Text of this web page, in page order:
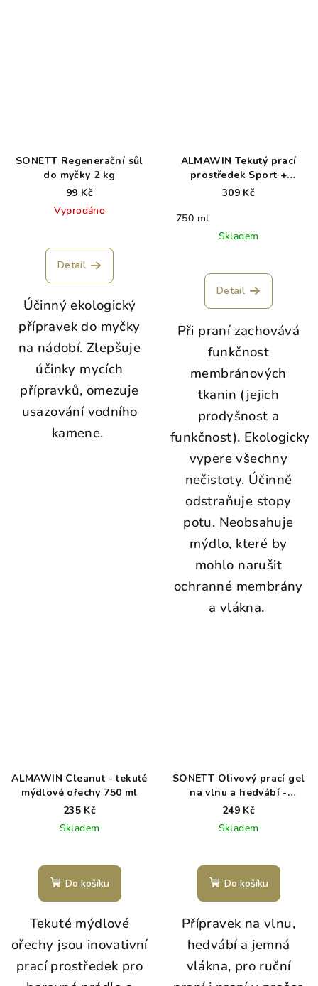
SONETT Regenerační sůl
do myčky 2 kg
99 Kč
Vyprodáno
Detail
Účinný ekologický
přípravek do myčky
na nádobí. Zlepšuje
účinky mycích
přípravků, omezuje
usazování vodního
kamene.
ALMAWIN Tekutý prací
prostředek Sport +
Outdoor 750 ml
309 Kč
750 ml
Skladem
Detail
Při praní zachovává
funkčnost
membránových
tkanin (jejich
prodyšnost a
funkčnost). Ekologicky
vypere všechny
nečistoty. Účinně
odstraňuje stopy
potu. Neobsahuje
mýdlo, které by
mohlo narušit
ochranné membrány
a vlákna.
ALMAWIN Cleanut - tekuté
mýdlové ořechy 750 ml
235 Kč
Skladem
hodnocení
produktu
z
hvězdiček.
Do košíku
Tekuté mýdlové
ořechy jsou inovativní
prací prostředek pro
SONETT Olivový prací gel
na vlnu a hedvábí -
Sensitive 1 l
249 Kč
Skladem
Do košíku
Přípravek na vlnu,
hedvábí a jemná
vlákna, pro ruční